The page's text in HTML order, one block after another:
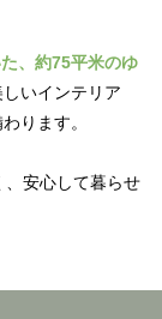
、約75平米のゆ
いインテリア
ります。
安心して暮らせ